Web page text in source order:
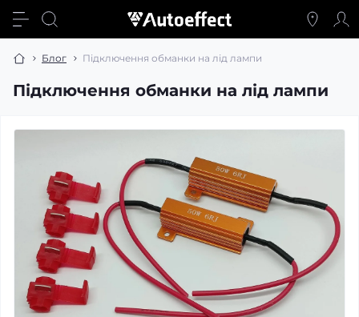
Блог Підключення обманки на лід лампи
Підключення обманки на лід лампи